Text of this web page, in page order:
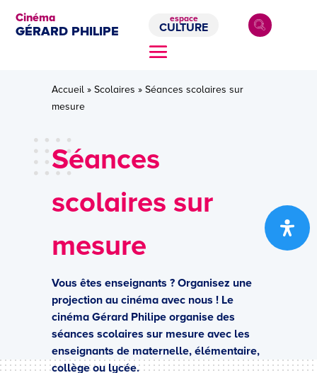
Cinéma
GÉRARD PHILIPE
espace
CULTURE
Accueil» Scolaires » Séances scolaires sur
mesure
Séances
scolaires sur
mesure
Vous êtes enseignants ? Organisez une
projection au cinéma avec nous ! Le
cinéma Gérard Philipe organise des
séances scolaires sur mesure avec les
enseignants de maternelle, élémentaire,
collège ou lycée.